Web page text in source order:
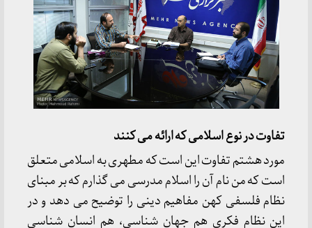
تفاوت در نوع اسلامی که ارائه می کنند
مورد هشتم تفاوت این است که مطهری به اسلامی متعلق
است که من نام آن را اسلام مدرسی می گذارم که بر مبنای
نظام فلسفی کهن مفاهیم دینی را توضیح می دهد و در
این نظام فکری هم جهان شناسی، هم انسان شناسی